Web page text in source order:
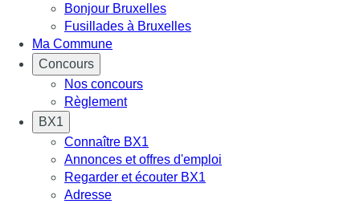
Bonjour Bruxelles
Fusillades à Bruxelles
Ma Commune
Concours
Nos concours
Règlement
BX1
Connaître BX1
Annonces et offres d'emploi
Regarder et écouter BX1
Adresse